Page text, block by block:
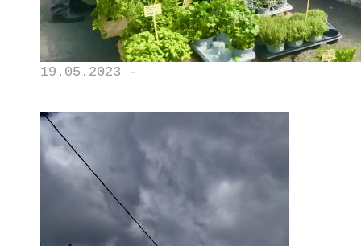
19.05.2023 -